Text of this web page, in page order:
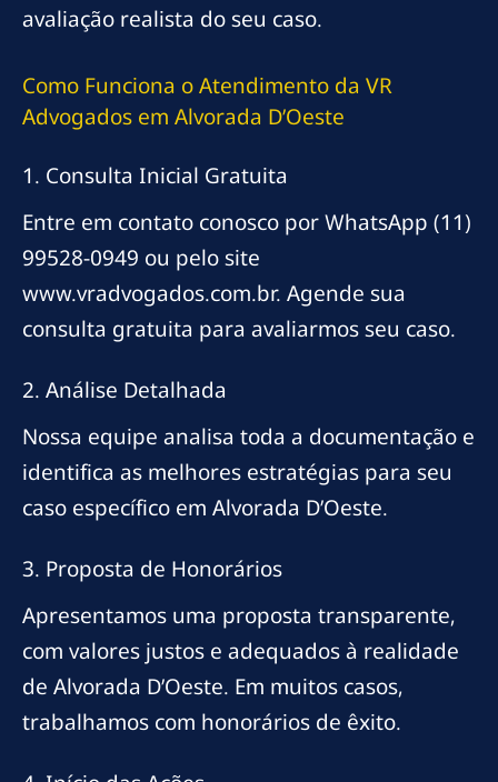
avaliação realista do seu caso.
Como Funciona o Atendimento da VR
Advogados em Alvorada D’Oeste
1. Consulta Inicial Gratuita
Entre em contato conosco por WhatsApp (11)
99528-0949 ou pelo site
www.vradvogados.com.br. Agende sua
consulta gratuita para avaliarmos seu caso.
2. Análise Detalhada
Nossa equipe analisa toda a documentação e
identifica as melhores estratégias para seu
caso específico em Alvorada D’Oeste.
3. Proposta de Honorários
Apresentamos uma proposta transparente,
com valores justos e adequados à realidade
de Alvorada D’Oeste. Em muitos casos,
trabalhamos com honorários de êxito.